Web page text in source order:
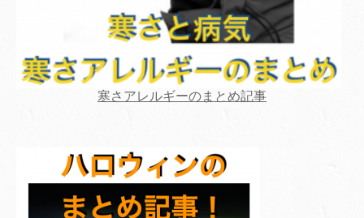
寒さアレルギーのまとめ記事